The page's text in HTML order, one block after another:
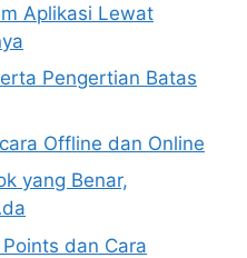
Aplikasi Lewat
Pengertian Batas
Offline dan Online
yang Benar,
dan Cara